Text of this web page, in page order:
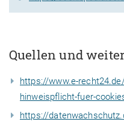
Quellen und
https://www.e-
hinweispflicht-fuer-
https://